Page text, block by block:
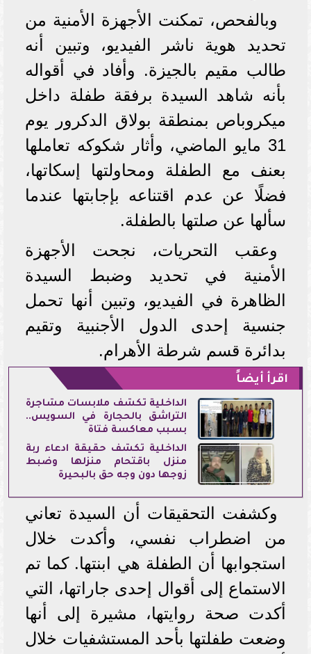
وبالفحص، تمكنت الأجهزة الأمنية من
تحديد هوية ناشر الفيديو، وتبين أنه
طالب مقيم بالجيزة. وأفاد في أقواله
بأنه شاهد السيدة برفقة طفلة داخل
ميكروباص بمنطقة بولاق الدكرور يوم
31 مايو الماضي، وأثار شكوكه تعاملها
بعنف مع الطفلة ومحاولتها إسكاتها،
فضلًا عن عدم اقتناعه بإجابتها عندما
سألها عن صلتها بالطفلة.
وعقب التحريات، نجحت الأجهزة
الأمنية في تحديد وضبط السيدة
الظاهرة في الفيديو، وتبين أنها تحمل
جنسية إحدى الدول الأجنبية وتقيم
بدائرة قسم شرطة الأهرام.
اقرأ أيضاً
الداخلية تكشف ملابسات مشاجرة
التراشق بالحجارة في السويس..
بسبب معاكسة فتاة
الداخلية تكشف حقيقة ادعاء ربة
منزل باقتحام منزلها وضبط
زوجها دون وجه حق بالبحيرة
وكشفت التحقيقات أن السيدة تعاني
من اضطراب نفسي، وأكدت خلال
استجوابها أن الطفلة هي ابنتها. كما تم
الاستماع إلى أقوال إحدى جاراتها، التي
أكدت صحة روايتها، مشيرة إلى أنها
وضعت طفلتها بأحد المستشفيات خلال